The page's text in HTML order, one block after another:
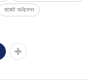
বাজেট অধিবেশন